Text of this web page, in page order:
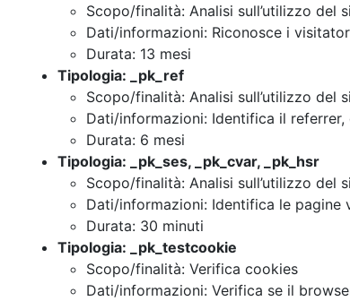
Scopo/finalità: Analisi sull’utilizzo del
Dati/informazioni: Riconosce i
Durata: 13 mesi
Tipologia: _pk_ref
Scopo/finalità: Analisi sull’utilizzo del
Dati/informazioni: Identifica il
Durata: 6 mesi
Tipologia: _pk_ses, _pk_cvar, _pk_hsr
Scopo/finalità: Analisi sull’utilizzo del
Dati/informazioni: Identifica le pagine
Durata: 30 minuti
Tipologia: _pk_testcookie
Scopo/finalità: Verifica cookies
Dati/informazioni: Verifica se il